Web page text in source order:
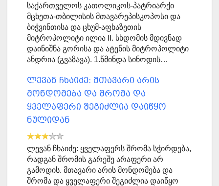
საქართველოს კათოლიკოს-პატრიარქი
მცხეთა-თბილისის მთავარეპისკოპოსი და
ბიჭვინთისა და ცხუმ-აფხაზეთის
მიტროპოლიტი ილია II. სხდომის მდივნად
დაინიშნა გორისა და ატენის მიტროპოლიტი
ანდრია (გვაზავა). 1.წმინდა სინოდის…
ლევან ჩხაიძე: მთავარი არის
მონდომება და შრომა და
ყველაფერი შეგიძლია დაიწყო
ნულიდან
ლევან ჩხაიძე: ყველაფერს შრომა სჭირდება,
რადგან შრომის გარეშე არაფერი არ
გამოდის. მთავარი არის მონდომება და
შრომა და ყველაფერი შეგიძლია დაიწყო